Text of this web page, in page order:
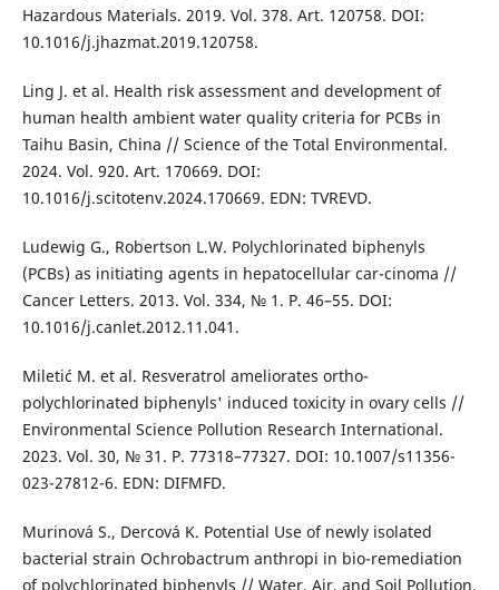
Hazardous Materials. 2019. Vol. 378. Art. 120758. DOI:
10.1016/j.jhazmat.2019.120758.
Ling J. et al. Health risk assessment and development of
human health ambient water quality criteria for PCBs in
Taihu Basin, China // Science of the Total Environmental.
2024. Vol. 920. Art. 170669. DOI:
10.1016/j.scitotenv.2024.170669. EDN: TVREVD.
Ludewig G., Robertson L.W. Polychlorinated biphenyls
(PCBs) as initiating agents in hepatocellular car-cinoma //
Cancer Letters. 2013. Vol. 334, № 1. P. 46–55. DOI:
10.1016/j.canlet.2012.11.041.
Miletić M. et al. Resveratrol ameliorates ortho-
polychlorinated biphenyls' induced toxicity in ovary cells //
Environmental Science Pollution Research International.
2023. Vol. 30, № 31. P. 77318–77327. DOI: 10.1007/s11356-
023-27812-6. EDN: DIFMFD.
Murinová S., Dercová K. Potential Use of newly isolated
bacterial strain Ochrobactrum anthropi in bio-remediation
of polychlorinated biphenyls // Water, Air, and Soil Pollution.